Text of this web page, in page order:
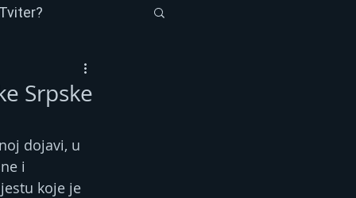
Srpske
dojavi, u
i
koje je